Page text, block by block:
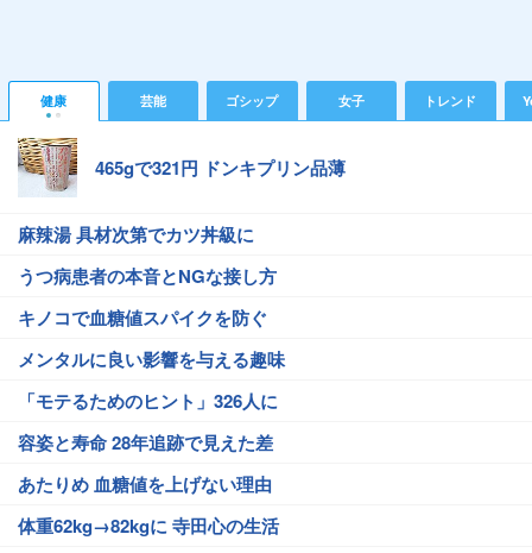
健康 芸能 ゴシップ 女子 トレンド
465gで321円 ドンキプリン品薄
麻辣湯 具材次第でカツ丼級に
うつ病患者の本音とNGな接し方
キノコで血糖値スパイクを防ぐ
メンタルに良い影響を与える趣味
「モテるためのヒント」326人に
容姿と寿命 28年追跡で見えた差
あたりめ 血糖値を上げない理由
体重62kg→82kgに 寺田心の生活